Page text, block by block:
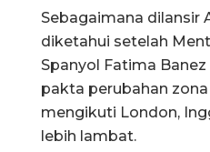
Sebagaimana dilansir
diketahui setelah
Spanyol Fatima
pakta perubahan
mengikuti London,
lebih lambat.